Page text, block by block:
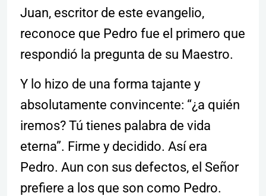
Juan, escritor de este evangelio,
reconoce que Pedro fue el primero que
respondió la pregunta de su Maestro.
Y lo hizo de una forma tajante y
absolutamente convincente: “¿a quién
iremos? Tú tienes palabra de vida
eterna”. Firme y decidido. Así era
Pedro. Aun con sus defectos, el Señor
prefiere a los que son como Pedro.